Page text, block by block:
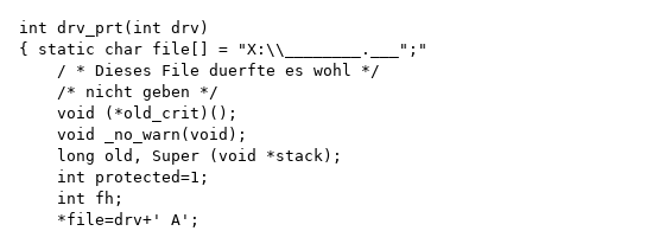
int drv_prt(int drv)
{ static char file[] = "X:\\________.___";"
    / * Dieses File duerfte es wohl */
    /* nicht geben */
    void (*old_crit)();
    void _no_warn(void);
    long old, Super (void *stack);
    int protected=1;
    int fh;
    *file=drv+' A';